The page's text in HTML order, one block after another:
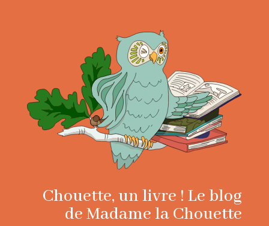
Chouette, un livre ! Le blog
de Madame la Chouette